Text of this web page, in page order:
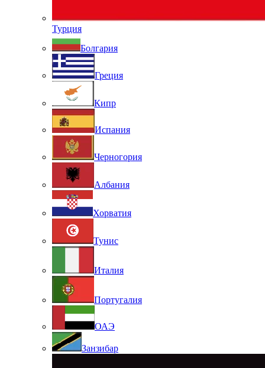
Турция
Болгария
Греция
Кипр
Испания
Черногория
Албания
Хорватия
Тунис
Италия
Португалия
ОАЭ
Занзибар